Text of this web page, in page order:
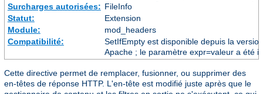
Surcharges autorisées: FileInfo
Statut:
Extension
Module:
mod_headers
Compatibilité:
SetIfEmpty est disponible depuis la
Apache ; le paramètre expr=valeur a été
Cette directive permet de remplacer, fusionner, ou supprimer des
en-têtes de réponse HTTP. L'en-tête est modifié juste après que le